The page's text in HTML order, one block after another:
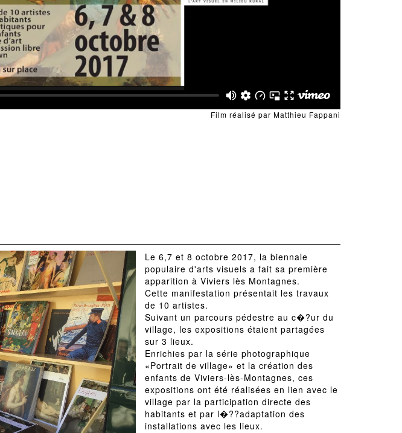
Film réalisé par Matthieu Fappani
Le 6,7 et 8 octobre 2017, la biennale
populaire d'arts visuels a fait sa première
apparition à Viviers lès Montagnes.
Cette manifestation présentait les travaux
de 10 artistes.
Suivant un parcours pédestre au c�?ur du
village, les expositions étaient partagées
sur 3 lieux.
Enrichies par la série photographique
«Portrait de village» et la création des
enfants de Viviers-lès-Montagnes, ces
expositions ont été réalisées en lien avec le
village par la participation directe des
habitants et par l�??adaptation des
installations avec les lieux.